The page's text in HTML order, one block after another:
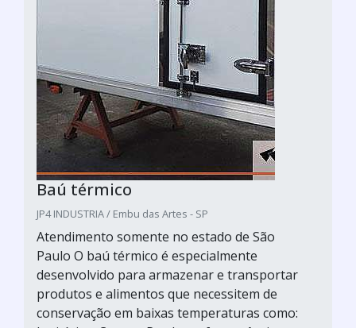
Baú térmico
JP4 INDUSTRIA / Embu das Artes - SP
Atendimento somente no estado de São
Paulo O baú térmico é especialmente
desenvolvido para armazenar e transportar
produtos e alimentos que necessitem de
conservação em baixas temperaturas como: